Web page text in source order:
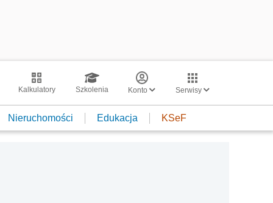
Kalkulatory Szkolenia Konto Serwisy
Nieruchomości Edukacja KSeF